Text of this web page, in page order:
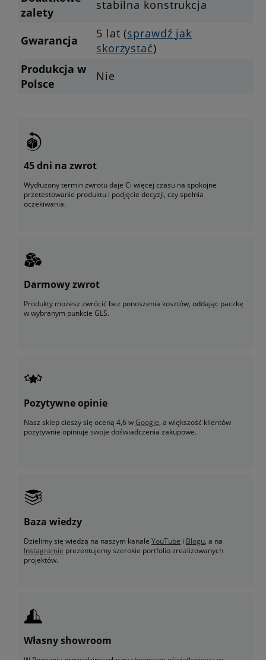
zalety
stabilna konstrukcja
Gwarancja 5 lat (sprawdź jak
skorzystać)
Produkcja w
Polsce
Nie
45 dni na zwrot
Wydłużony termin zwrotu daje Ci więcej czasu na spokojne
przetestowanie produktu i podjęcie decyzji, czy spełnia
oczekiwania.
Darmowy zwrot
Produkty możesz zwrócić bez ponoszenia kosztów, oddając paczkę
w wybranym punkcie GLS.
Pozytywne opinie
Nasz sklep cieszy się oceną 4,6 wGoogle, a większość klientów
pozytywnie opiniuje swoje doświadczenia zakupowe.
Baza wiedzy
Dzielimy się wiedzą na naszym kanale YouTube i Blogu, a na
Instagramie prezentujemy szerokie portfolio zrealizowanych
projektów.
Własny showroom